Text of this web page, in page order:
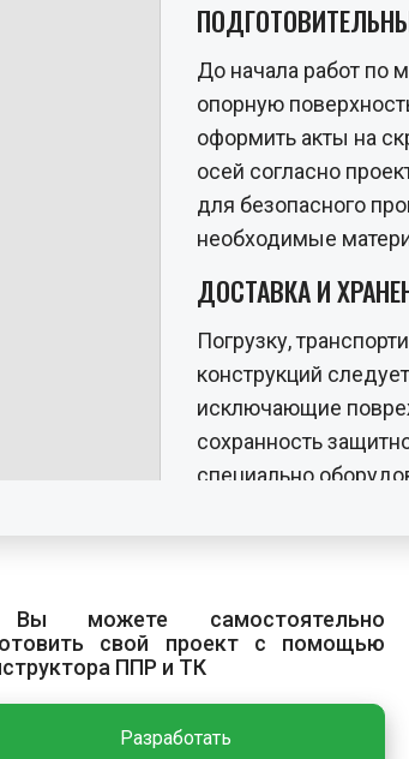
До начала работ по
опорную
оформить акты на
осей согласно
для безопасного
необходимые
ДОСТАВКА И
Погрузку,
конструкций
исключающие
сохранность
специально
другой строго по
разделяют
через каждые два
ОСНОВНЫЕ РАБОТЫ
можете самостоятельно
свой проект с помощью
ППР и ТК
Разработать